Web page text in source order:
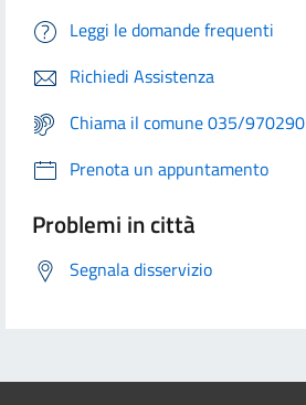
Leggi le domande frequenti
Richiedi Assistenza
Chiama il comune 035/970290
Prenota un appuntamento
Problemi in città
Segnala disservizio